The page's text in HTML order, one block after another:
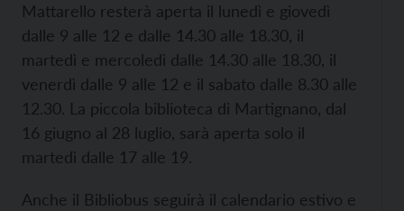
Mattarello resterà aperta il lunedì e giovedì
dalle 9 alle 12 e dalle 14.30 alle 18.30, il
martedì e mercoledì dalle 14.30 alle 18.30, il
venerdì dalle 9 alle 12 e il sabato dalle 8.30 alle
12.30. La piccola biblioteca di Martignano, dal
16 giugno al 28 luglio, sarà aperta solo il
martedì dalle 17 alle 19.
Anche il Bibliobus seguirà il calendario estivo e